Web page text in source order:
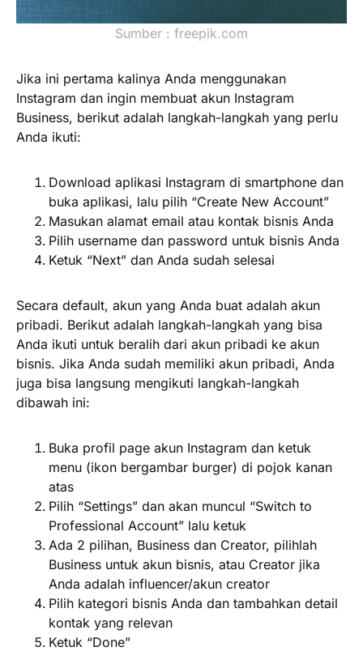
Sumber : freepik.com
Jika ini pertama kalinya Anda menggunakan
Instagram dan ingin membuat akun Instagram
Business, berikut adalah langkah-langkah yang perlu
Anda ikuti:
Download aplikasi Instagram di smartphone dan
buka aplikasi, lalu pilih “Create New Account”
Masukan alamat email atau kontak bisnis Anda
Pilih username dan password untuk bisnis Anda
Ketuk “Next” dan Anda sudah selesai
Secara default, akun yang Anda buat adalah akun
pribadi. Berikut adalah langkah-langkah yang bisa
Anda ikuti untuk beralih dari akun pribadi ke akun
bisnis. Jika Anda sudah memiliki akun pribadi, Anda
juga bisa langsung mengikuti langkah-langkah
dibawah ini:
Buka profil page akun Instagram dan ketuk
menu (ikon bergambar burger) di pojok kanan
atas
Pilih “Settings” dan akan muncul “Switch to
Professional Account” lalu ketuk
Ada 2 pilihan, Business dan Creator, pilihlah
Business untuk akun bisnis, atau Creator jika
Anda adalah influencer/akun creator
Pilih kategori bisnis Anda dan tambahkan detail
kontak yang relevan
Ketuk “Done”